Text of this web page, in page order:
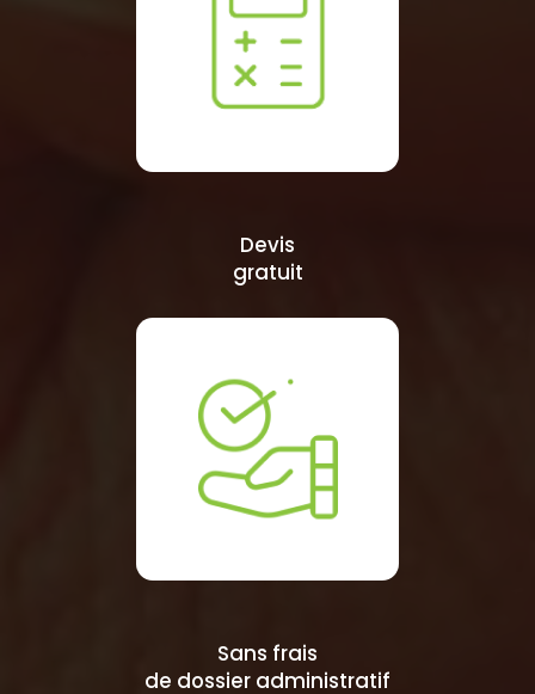
Devis
gratuit
Sans frais
de dossier administratif